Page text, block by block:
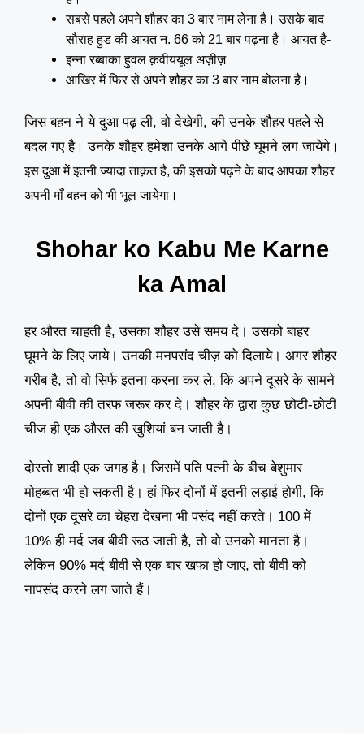
सबसे पहले अपने शौहर का 3 बार नाम लेना है। उसके बाद
सौराह हुड की आयत न. 66 को 21 बार पढ़ना है। आयत है-
इन्ना रब्बाका हुवल क़वीययूल अज़ीज़
आखिर में फिर से अपने शौहर का 3 बार नाम बोलना है।
जिस बहन ने ये दुआ पढ़ ली, वो देखेगी, की उनके शौहर पहले से
बदल गए है। उनके शौहर हमेशा उनके आगे पीछे घूमने लग जायेगे ।
इस दुआ में इतनी ज्यादा ताक़त है, की इसको पढ़ने के बाद आपका शौहर
अपनी माँ बहन को भी भूल जायेगा।
Shohar ko Kabu Me Karne
ka Amal
हर औरत चाहती है, उसका शौहर उसे समय दे। उसको बाहर
घूमने के लिए जाये। उनकी मनपसंद चीज़ को दिलाये। अगर शौहर
गरीब है, तो वो सिर्फ इतना करना कर ले, कि अपने दूसरे के सामने
अपनी बीवी की तरफ जरूर कर दे। शौहर के द्वारा कुछ छोटी-छोटी
चीज ही एक औरत की खुशियां बन जाती है।
दोस्तो शादी एक जगह है। जिसमें पति पत्नी के बीच बेशुमार
मोहब्बत भी हो सकती है। हां फिर दोनों में इतनी लड़ाई होगी, कि
दोनों एक दूसरे का चेहरा देखना भी पसंद नहीं करते। 100 में
10% ही मर्द जब बीवी रूठ जाती है, तो वो उनको मानता है।
लेकिन 90% मर्द बीवी से एक बार खफा हो जाए, तो बीवी को
नापसंद करने लग जाते हैं।